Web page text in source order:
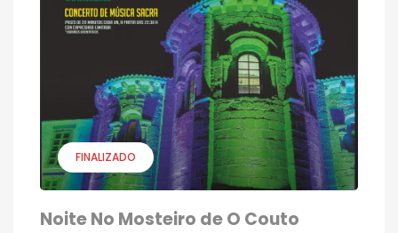
FINALIZADO
Noite No Mosteiro de O Couto